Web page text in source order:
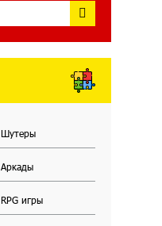
Шутеры
Аркады
RPG игры